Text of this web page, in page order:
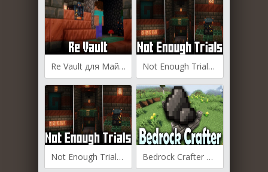
Re Vault для Майнкрафт [1.21.5, 1.21.4, 1.21.1] Not Enough Trials для Майнкрафт 1.21.5
Not Enough Trials для Майнкрафт [1.21.4, 1.21.1, 1.21] Bedrock Crafter для Майнкрафт [1.21, 1.20.6, 1.20.4]